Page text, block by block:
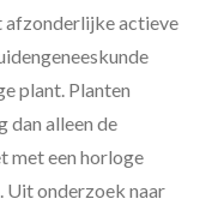
afzonderlijke actieve
plant. Planten
dan alleen de
met een horloge
Uit onderzoek naar